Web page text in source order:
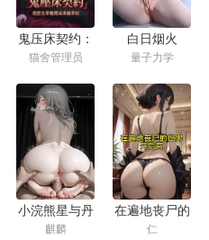
鬼压床契约：
我把女梦魔喂
成专属梦奴
猫舍管理员
白日烟火
量子力学
小浣熊星与丹
恒的婚约，从
麒麟
在遍地丧尸的
世界开后宫
仁